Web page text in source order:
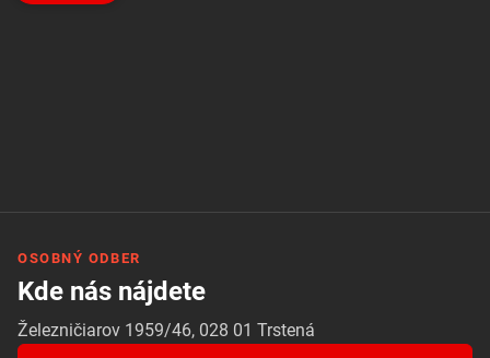
OSOBNÝ ODBER
Kde nás nájdete
Železničiarov 1959/46, 028 01 Trstená